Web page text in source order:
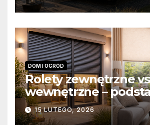
DOM I OGRÓD
Rolety zewnętrzne vs
wewnętrzne –
różnice
funkcjonalne
15 LUTEGO, 2026